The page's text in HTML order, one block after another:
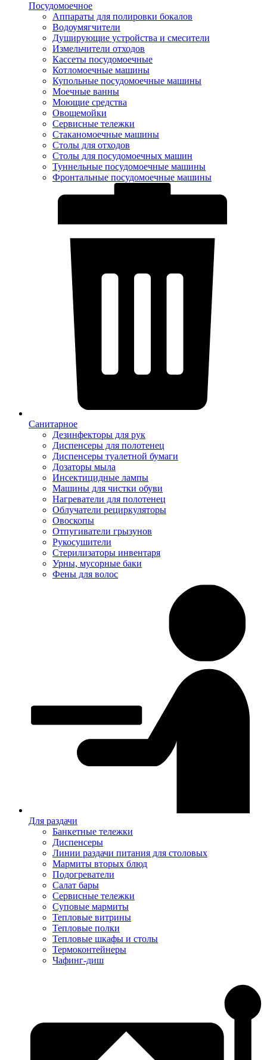
Посудомоечное
Аппараты для полировки бокалов
Водоумягчители
Душирующие устройства и смесители
Измельчители отходов
Кассеты посудомоечные
Котломоечные машины
Купольные посудомоечные машины
Моечные ванны
Моющие средства
Овощемойки
Сервисные тележки
Стаканомоечные машины
Столы для отходов
Столы для посудомоечных машин
Туннельные посудомоечные машины
Фронтальные посудомоечные машины
Санитарное
Дезинфекторы для рук
Диспенсеры для полотенец
Диспенсеры туалетной бумаги
Дозаторы мыла
Инсектицидные лампы
Машины для чистки обуви
Нагреватели для полотенец
Облучатели рециркуляторы
Овоскопы
Отпугиватели грызунов
Рукосушители
Стерилизаторы инвентаря
Урны, мусорные баки
Фены для волос
Для раздачи
Банкетные тележки
Диспенсеры
Линии раздачи питания для столовых
Мармиты вторых блюд
Подогреватели
Салат бары
Сервисные тележки
Суповые мармиты
Тепловые витрины
Тепловые полки
Тепловые шкафы и столы
Термоконтейнеры
Чафинг-диш